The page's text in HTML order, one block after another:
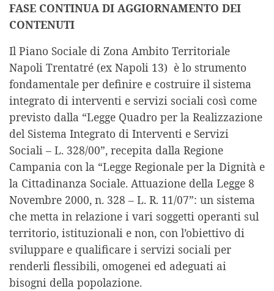
FASE CONTINUA DI AGGIORNAMENTO DEI
CONTENUTI
Il Piano Sociale di Zona Ambito Territoriale
Napoli Trentatré (ex Napoli 13) è lo strumento
fondamentale per definire e costruire il sistema
integrato di interventi e servizi sociali così come
previsto dalla “Legge Quadro per la Realizzazione
del Sistema Integrato di Interventi e Servizi
Sociali – L. 328/00”, recepita dalla Regione
Campania con la “Legge Regionale per la Dignità e
la Cittadinanza Sociale. Attuazione della Legge 8
Novembre 2000, n. 328 – L. R. 11/07”: un sistema
che metta in relazione i vari soggetti operanti sul
territorio, istituzionali e non, con l’obiettivo di
sviluppare e qualificare i servizi sociali per
renderli flessibili, omogenei ed adeguati ai
bisogni della popolazione.